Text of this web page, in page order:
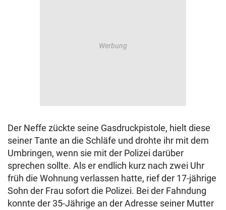
Der Neffe zückte seine Gasdruckpistole, hielt diese
seiner Tante an die Schläfe und drohte ihr mit dem
Umbringen, wenn sie mit der Polizei darüber
sprechen sollte. Als er endlich kurz nach zwei Uhr
früh die Wohnung verlassen hatte, rief der 17-jährige
Sohn der Frau sofort die Polizei. Bei der Fahndung
konnte der 35-Jährige an der Adresse seiner Mutter